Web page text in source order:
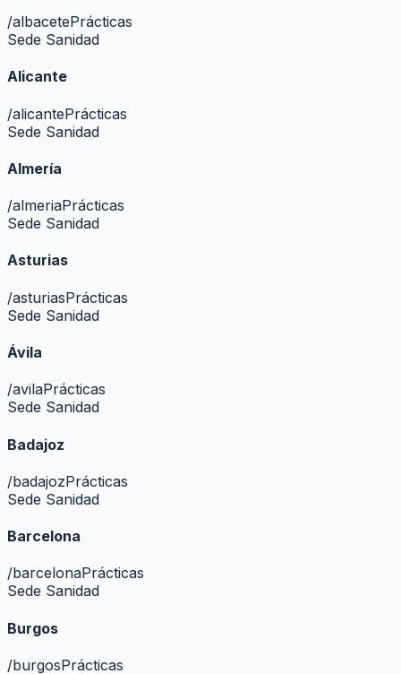
/albacetePrácticas
Sede Sanidad
Alicante
/alicantePrácticas
Sede Sanidad
Almería
/almeriaPrácticas
Sede Sanidad
Asturias
/asturiasPrácticas
Sede Sanidad
Ávila
/avilaPrácticas
Sede Sanidad
Badajoz
/badajozPrácticas
Sede Sanidad
Barcelona
/barcelonaPrácticas
Sede Sanidad
Burgos
/burgosPrácticas